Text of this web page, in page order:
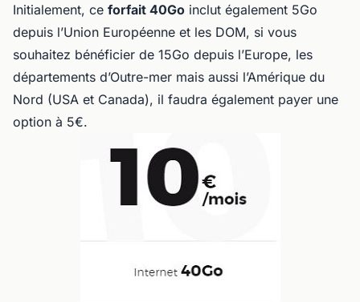
Initialement, ce forfait 40Go inclut également 5Go
depuis l’Union Européenne et les DOM, si vous
souhaitez bénéficier de 15Go depuis l’Europe, les
départements d’Outre-mer mais aussi l’Amérique du
Nord (USA et Canada), il faudra également payer une
option à 5€.